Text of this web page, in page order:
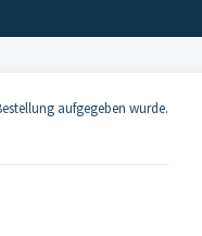
aufgegeben wurde.